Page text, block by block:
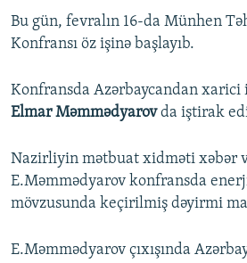
BIZIMLƏ ƏLAQƏ
XƏBƏR BÜLLETENLƏRIMIZ
Bu gün, fevralın 16-da Münhen
Konfransı öz işinə başlayıb.
Konfransda Azərbaycandan xarici
Elmar Məmmədyarovda iştirak
Nazirliyin mətbuat xidməti xəbər
E.Məmmədyarov konfransda
mövzusunda keçirilmiş dəyirmi
E.Məmmədyarov çıxışında